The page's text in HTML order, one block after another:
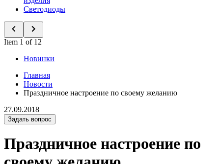
Светодиоды
Item 1 of 12
Новинки
Главная
Новости
Праздничное настроение по своему желанию
27.09.2018
Задать вопрос
Праздничное настроение по